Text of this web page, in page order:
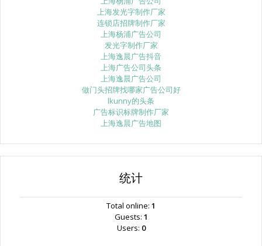
上海发光字制作厂家
连锁店招牌制作厂家
上海杨浦广告公司
发光字制作厂家
上海逸晨广告抖音
上海广告公司头条
上海逸晨广告公司
做门头招牌找哪家广告公司好
lkunny的头条
广告标识标牌制作厂家
上海逸晨广告地图
统计
Total online: 1
Guests: 1
Users: 0